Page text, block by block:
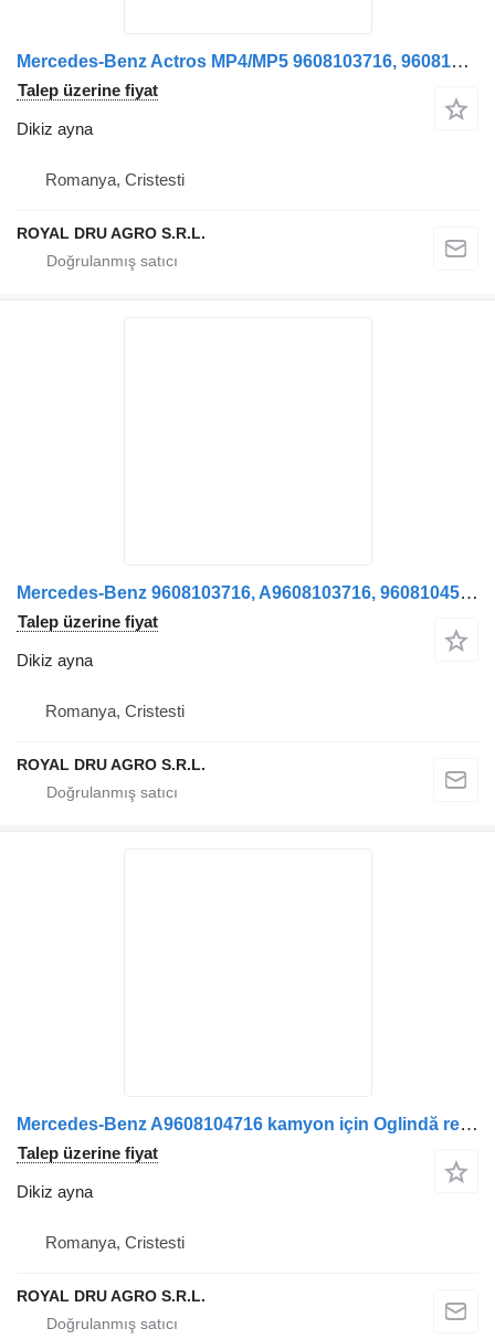
Mercedes-Benz Actros MP4/MP5 9608103716, 9608104516, 9608102119 kamyon için Oglindă retrovizoare stânga dikiz ayna
Talep üzerine fiyat
Dikiz ayna
Romanya, Cristesti
ROYAL DRU AGRO S.R.L.
Mercedes-Benz 9608103716, A9608103716, 9608104516, A9608104516, 9608102119, A9608102119 kamyon için Oglindă retrovizoare stânga pentru dikiz ayna
Talep üzerine fiyat
Dikiz ayna
Romanya, Cristesti
ROYAL DRU AGRO S.R.L.
Mercedes-Benz A9608104716 kamyon için Oglindă retrovizoare dreapta dikiz ayna
Talep üzerine fiyat
Dikiz ayna
Romanya, Cristesti
ROYAL DRU AGRO S.R.L.